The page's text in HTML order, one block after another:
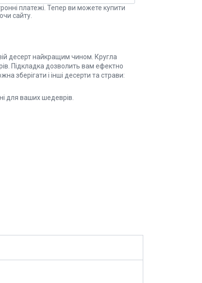
платежі. Тепер ви можете купити
сайту.
десерт найкращим чином. Кругла
Підкладка дозволить вам ефектно
зберігати і інші десерти та страви:
для ваших шедеврів.